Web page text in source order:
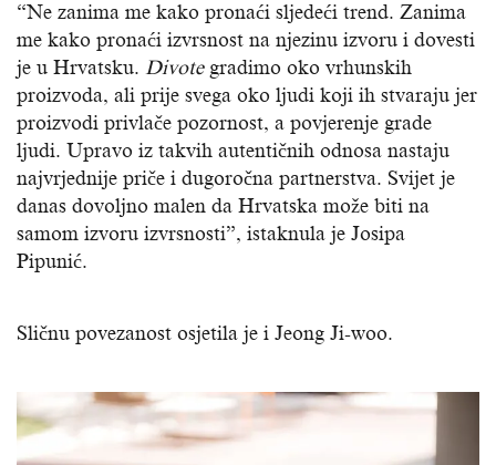
“Ne zanima me kako pronaći sljedeći trend. Zanima
me kako pronaći izvrsnost na njezinu izvoru i dovesti
je u Hrvatsku. Divotegradimo oko vrhunskih
proizvoda, ali prije svega oko ljudi koji ih stvaraju jer
proizvodi privlače pozornost, a povjerenje grade
ljudi. Upravo iz takvih autentičnih odnosa nastaju
najvrjednije priče i dugoročna partnerstva. Svijet je
danas dovoljno malen da Hrvatska može biti na
samom izvoru izvrsnosti”, istaknula je Josipa
Pipunić.
Sličnu povezanost osjetila je i Jeong Ji-woo.